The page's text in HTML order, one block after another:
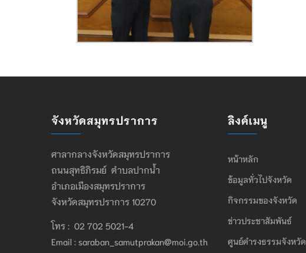
จังหวัดสมุทรปราการ
ศาลากลางจังหวัดสมุทรปราการ
ถนนสุทธิภิรมย์ ตำบลปากน้ำ
อำเภอเมืองสมุทรปราการ
จังหวัดสมุทรปราการ 10270
โทร : 02 702 5021-4
Email : saraban_samutprakan@moi.go.th
ลิงค์เมนู
หน้าหลัก
ข้อมูลทั่วไปจังหวัด
กิจกรรมของจังหวัด
ข่าวประชาสัมพันธ์
ศูนย์ดำรงธรรมจังหวัด